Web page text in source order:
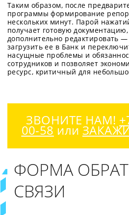
Таким образом, после
программы формирование
нескольких минут. Парой
получает готовую
дополнительно редактировать
загрузить ее в Банк и
насущные проблемы и
сотрудников и позволяет
ресурс, критичный для
ЗВОНИТЕ НАМ!
00-58 или
ФОРМА
СВЯЗИ